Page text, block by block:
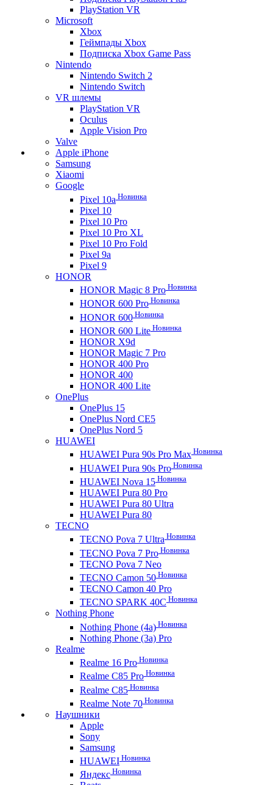
PlayStation VR
Microsoft
Xbox
Геймпады Xbox
Подписка Xbox Game Pass
Nintendo
Nintendo Switch 2
Nintendo Switch
VR шлемы
PlayStation VR
Oculus
Apple Vision Pro
Valve
Apple iPhone
Samsung
Xiaomi
Google
Pixel 10a Новинка
Pixel 10
Pixel 10 Pro
Pixel 10 Pro XL
Pixel 10 Pro Fold
Pixel 9a
Pixel 9
HONOR
HONOR Magic 8 Pro Новинка
HONOR 600 Pro Новинка
HONOR 600 Новинка
HONOR 600 Lite Новинка
HONOR X9d
HONOR Magic 7 Pro
HONOR 400 Pro
HONOR 400
HONOR 400 Lite
OnePlus
OnePlus 15
OnePlus Nord CE5
OnePlus Nord 5
HUAWEI
HUAWEI Pura 90s Pro Max Новинка
HUAWEI Pura 90s Pro Новинка
HUAWEI Nova 15 Новинка
HUAWEI Pura 80 Pro
HUAWEI Pura 80 Ultra
HUAWEI Pura 80
TECNO
TECNO Pova 7 Ultra Новинка
TECNO Pova 7 Pro Новинка
TECNO Pova 7 Neo
TECNO Camon 50 Новинка
TECNO Camon 40 Pro
TECNO SPARK 40C Новинка
Nothing Phone
Nothing Phone (4a) Новинка
Nothing Phone (3a) Pro
Realme
Realme 16 Pro Новинка
Realme C85 Pro Новинка
Realme C85 Новинка
Realme Note 70 Новинка
Наушники
Apple
Sony
Samsung
HUAWEI Новинка
Яндекс Новинка